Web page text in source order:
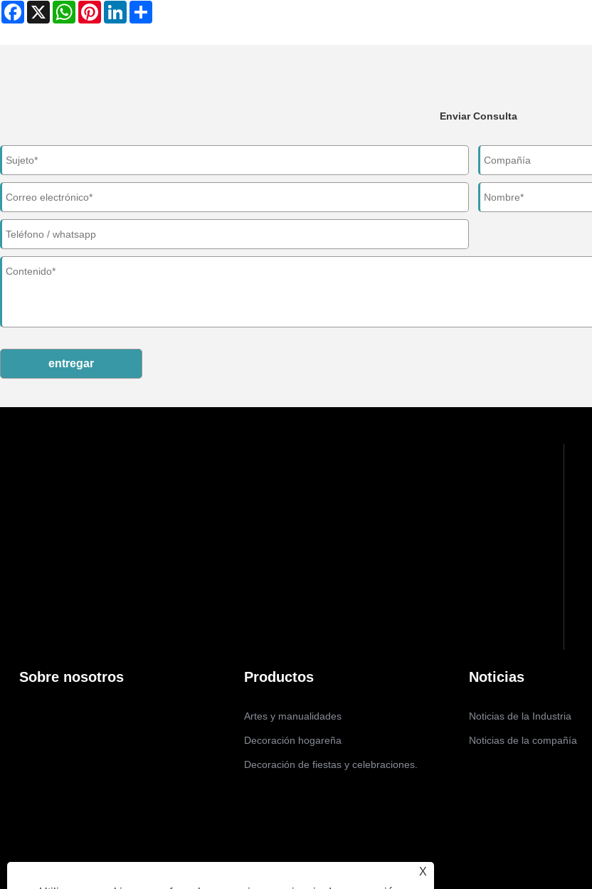
Facebook
X WhatsAppPinterestLinkedIn
Enviar Consulta
entregar
Sobre nosotros Productos
Artes y manualidades
Decoración hogareña
Decoración de fiestas y celebraciones.
Noticias
Noticias de la Industria
Noticias de la compañía
X